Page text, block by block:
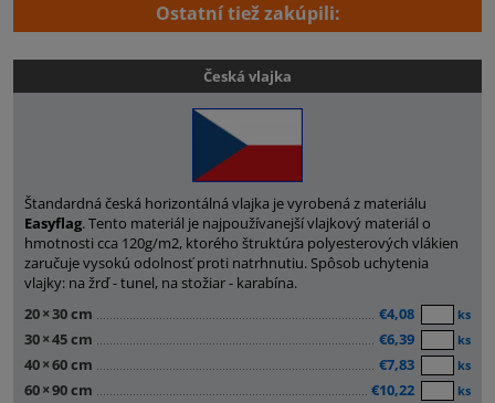
Ostatní tiež zakúpili:
Česká vlajka
Štandardná česká horizontálná vlajka je vyrobená z materiálu
Easyflag. Tento materiál je najpoužívanejší vlajkový materiál o
hmotnosti cca 120g/m2, ktorého štruktúra polyesterových vlákien
zaručuje vysokú odolnosť proti natrhnutiu. Spôsob uchytenia
vlajky: na žrď - tunel, na stožiar - karabína.
20×30 cm €4,08 ks
30×45 cm €6,39 ks
40×60 cm €7,83 ks
60×90 cm €10,22 ks